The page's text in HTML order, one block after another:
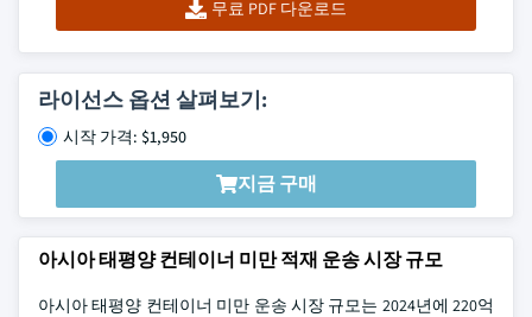
무료 PDF 다운로드
라이선스 옵션 살펴보기:
시작 가격: $1,950
지금 구매
아시아 태평양 컨테이너 미만 적재 운송 시장 규모
아시아 태평양 컨테이너 미만 운송 시장 규모는 2024년에 220억